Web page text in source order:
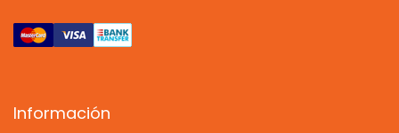
Información